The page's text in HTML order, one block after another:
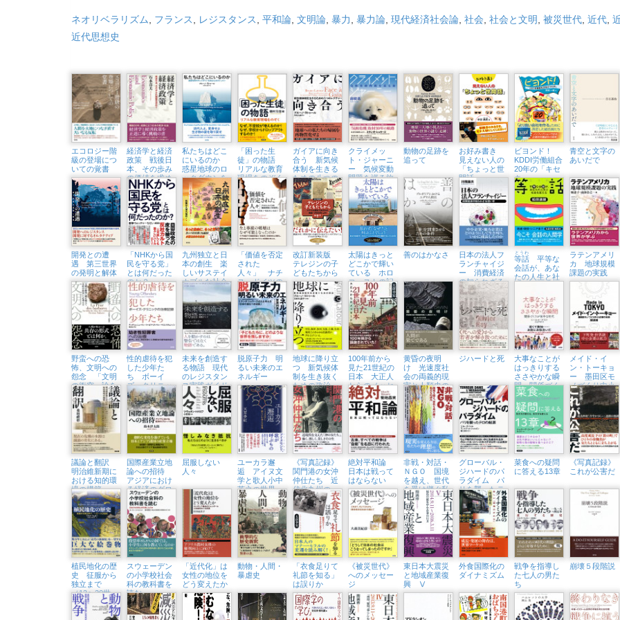
ネオリベラリズム フランス レジスタンス 平和論 文明論 暴力 暴力論 現代経済社会論 社会 社会と文明 被災世代 近代
近代思想史
エコロジー階
級の登場につ
いての覚書
経済学と経済
政策 戦後日
本、その歩み
の価値を求め
て
私たちはどこ
にいるのか
惑星地球のロ
ックダウンを
知るためのレ
ッスン
「困った生
徒」の物語
リアルな教育
現場をのぞく
ガイアに向き
合う 新気候
体制を生きる
ための八つの
レクチャー
クライメッ
ト・ジャーニ
ー 気候変動
問題を巡る旅
動物の足跡を
追って
お好み書き
見えない人の
「ちょっと世
間話」
ビヨンド！
KDDI労働組合
20年の「キセ
キ」
青空と文字の
あいだで
開発との遭
遇 第三世界
の発明と解体
「NHKから国
民を守る党」
とは何だった
のか？
九州独立と日
本の創生 楽
しいサステイ
ナブルな社会
をめざす
「価値を否定
された
人々」 ナチ
ス・ドイツの
強制断種と
「安楽死」
改訂新装版
テレジンの子
どもたちから
太陽はきっと
どこかで輝い
ている ホロ
コーストの記
憶
善のはかなさ
日本の法人フ
ランチャイジ
ー 消費経済
の知られざる
担い手
等話
とうわ
平等な
会話が、あな
たの人生と社
ラテンアメリ
カ 地球規模
課題の実践
野蛮への恐
怖、文明への
怨念 「文明
の衝突」論を
超えて「文化
の出会い」を
考える
性的虐待を犯
した少年た
ち ボーイ
ズ・クリニッ
クの治療記録
未来を創造す
る物語 現代
のレジスタン
ス実践ガイド
脱原子力 明
るい未来のエ
ネルギー
地球に降り立
つ 新気候体
制を生き抜く
ための政治
100年前から
見た21世紀の
日本 大正人
からのメッセ
ージ
黄昏の夜明
け 光速度社
会の両義的現
実と人類史の
「今」
ジハードと死
大事なことが
はっきりする
ささやかな瞬
間 関係づく
りが苦手な世
代
メイド・イ
ン・トーキョ
ー 墨田区モ
ノづくり中小
企業の未来
議論と翻訳
明治維新期に
おける知的環
境の構築
国際産業立地
論への招待
アジアにおけ
る経済のグロ
ーバル化
屈服しない
人々
ユーカラ邂
逅 アイヌ文
学と歌人小中
英之の世界
《写真記録》
関門港の女沖
仲仕たち 近
代北九州の一
風景
絶対平和論
日本は戦って
はならない
非戦・対話・
ＮＧＯ 国境
を越え、世代
を受け継ぐ私
たちの歩み
グローバル・
ジハードのパ
ラダイム パ
リを襲ったテ
ロの起源
菜食への疑問
に答える13章
《写真記録》
これが公害だ
植民地化の歴
史 征服から
独立まで
（13〜20世
紀）
スウェーデン
の小学校社会
科の教科書を
読む
「近代化」は
女性の地位を
どう変えたか
動物・人間・
暴虐史
「衣食足りて
礼節を知る」
は誤りか
《被災世代》
へのメッセー
ジ
東日本大震災
と地域産業復
興 Ⅴ
外食国際化の
ダイナミズム
戦争を指導し
た七人の男た
ち
崩壊５段階説